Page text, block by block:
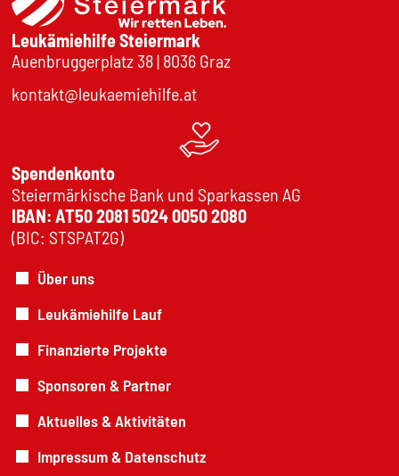
Leukämiehilfe Steiermark
Auenbruggerplatz 38 | 8036 Graz
kontakt@leukaemiehilfe.at
Spendenkonto
Steiermärkische Bank und Sparkassen AG
IBAN: AT50 2081 5024 0050 2080
(BIC: STSPAT2G)
Über uns
Leukämiehilfe Lauf
Finanzierte Projekte
Sponsoren & Partner
Aktuelles & Aktivitäten
Impressum & Datenschutz